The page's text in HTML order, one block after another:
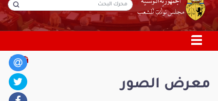
معرض الصور